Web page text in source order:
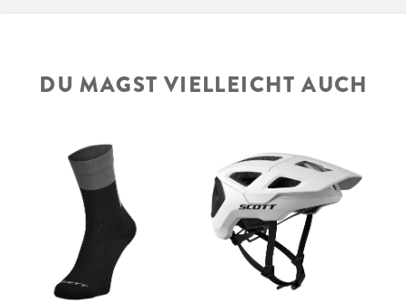
DU MAGST VIELLEICHT AUCH